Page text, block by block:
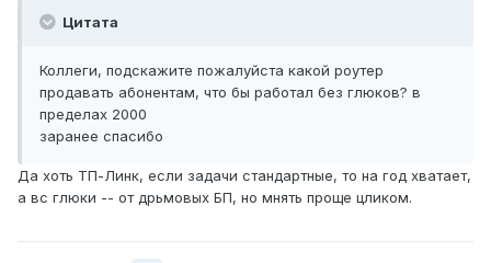
Цитата
Коллеги, подскажите пожалуйста какой роутер
продавать абонентам, что бы работал без глюков? в
пределах 2000
заранее спасибо
Да хоть ТП-Линк, если задачи стандартные, то на год хватает,
а вс глюки -- от дрьмовых БП, но мнять проще цликом.